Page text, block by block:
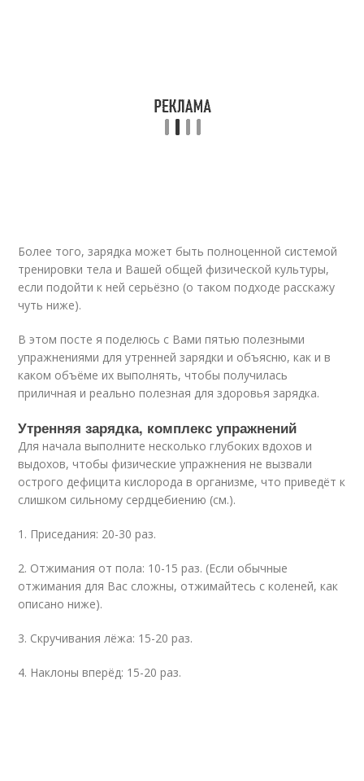
Более того, зарядка может быть полноценной системой
тренировки тела и Вашей общей физической культуры,
если подойти к ней серьёзно (о таком подходе расскажу
чуть ниже).
В этом посте я поделюсь с Вами пятью полезными
упражнениями для утренней зарядки и объясню, как и в
каком объёме их выполнять, чтобы получилась
приличная и реально полезная для здоровья зарядка.
Утренняя зарядка, комплекс упражнений
Для начала выполните несколько глубоких вдохов и
выдохов, чтобы физические упражнения не вызвали
острого дефицита кислорода в организме, что приведёт к
слишком сильному сердцебиению (см.).
1. Приседания: 20-30 раз.
2. Отжимания от пола: 10-15 раз. (Если обычные
отжимания для Вас сложны, отжимайтесь с коленей, как
описано ниже).
3. Скручивания лёжа: 15-20 раз.
4. Наклоны вперёд: 15-20 раз.